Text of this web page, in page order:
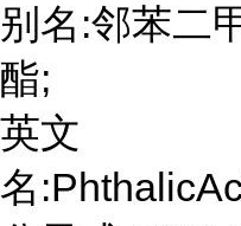
别名:邻苯二
酯;
英文
名